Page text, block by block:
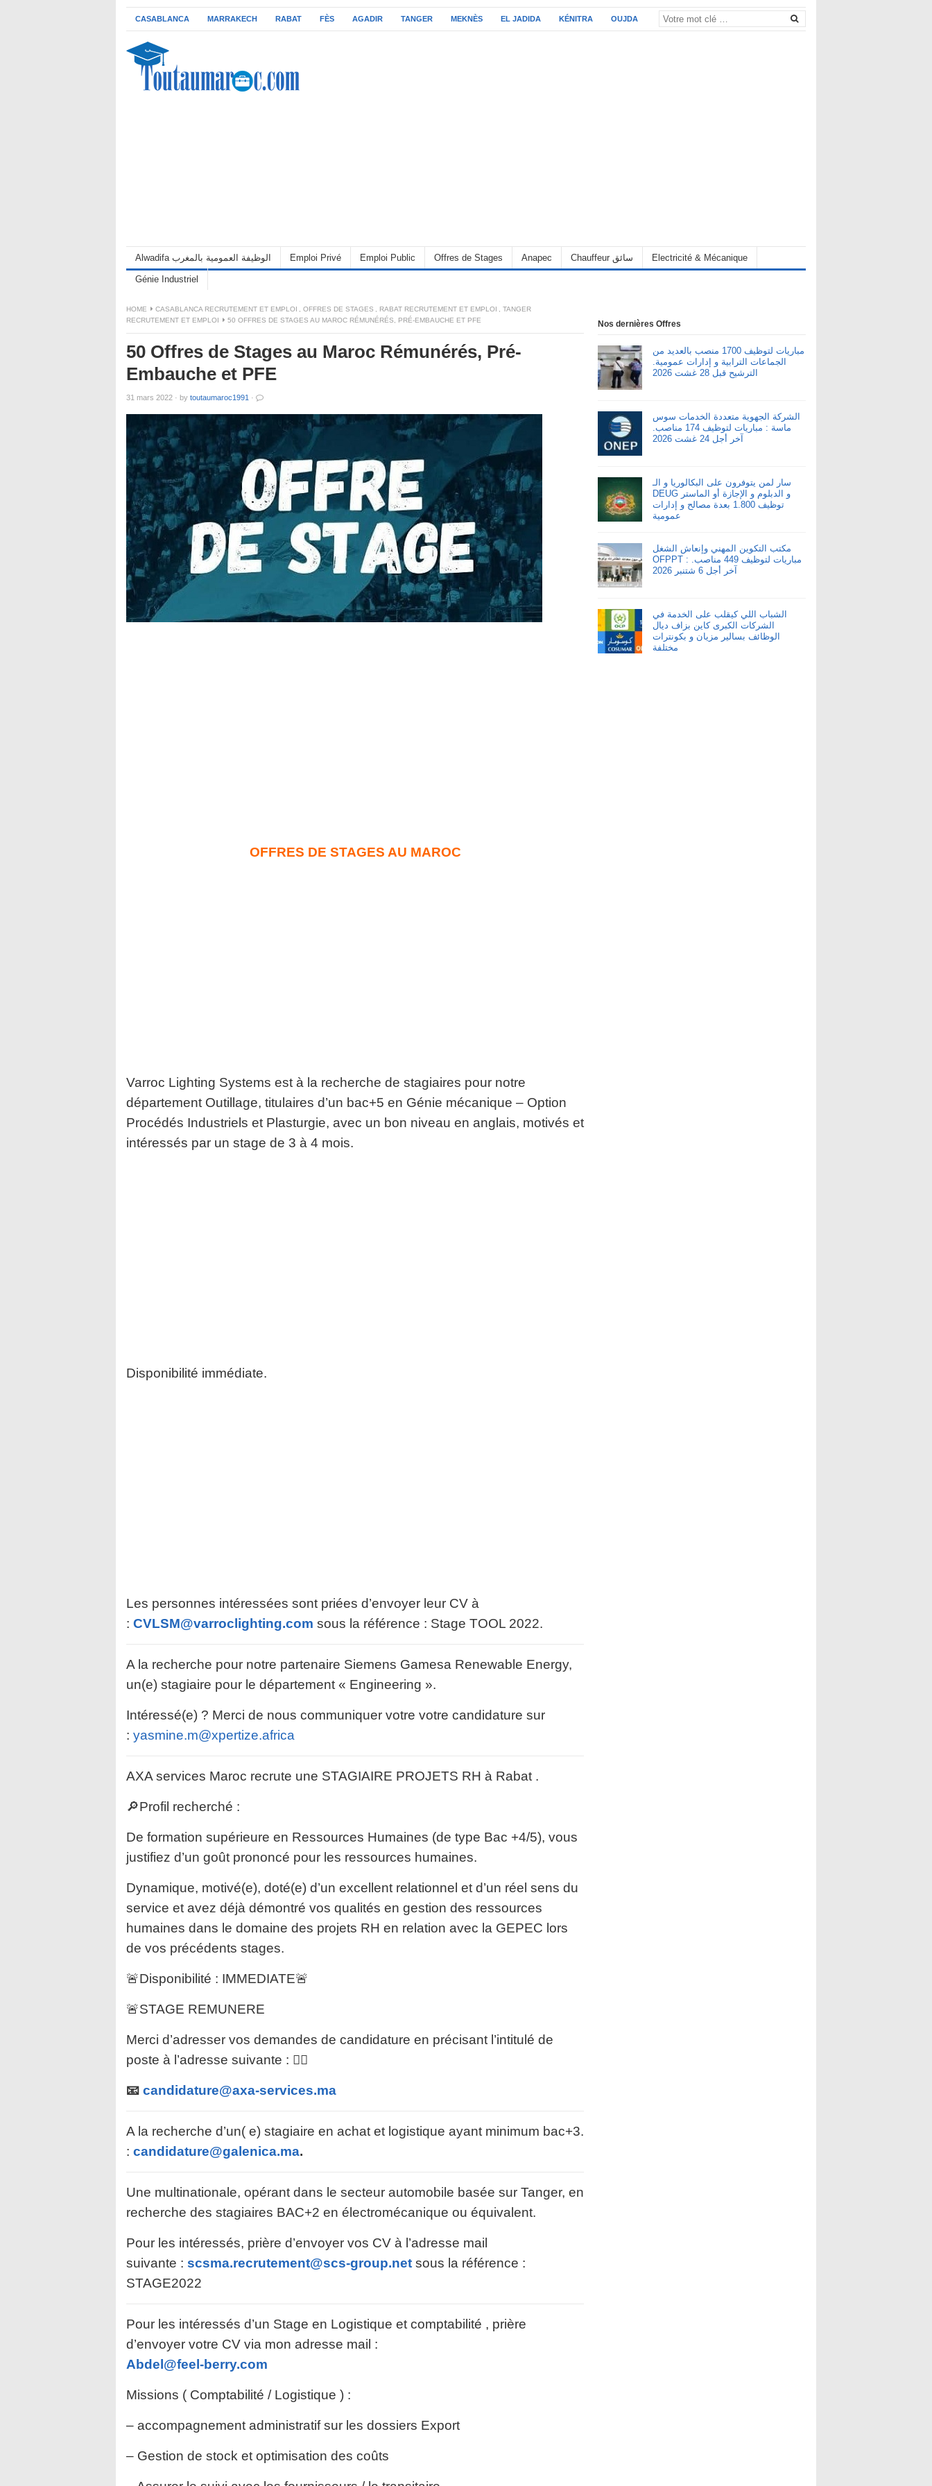
CASABLANCA MARRAKECH RABAT FÈS AGADIR TANGER MEKNÈS EL JADIDA KÉNITRA OUJDA
Alwadifa الوظيفة العمومية بالمغرب Emploi Privé Emploi Public Offres de Stages Anapec Chauffeur سائق Electricité & Mécanique
Génie Industriel
HOME CASABLANCA RECRUTEMENT ET EMPLOI OFFRES DE STAGES RABAT RECRUTEMENT ET EMPLOI
TANGER
RECRUTEMENT ET EMPLOI
50 OFFRES DE STAGES AU MAROC RÉMUNÉRÉS, PRÉ-EMBAUCHE ET PFE
50 Offres de Stages au Maroc Rémunérés, Pré-
Embauche et PFE
31 mars 2022 · by toutaumaroc1991 ·
OFFRES DE STAGES AU MAROC
Varroc Lighting Systems est à la recherche de stagiaires pour notre
département Outillage, titulaires d’un bac+5 en Génie mécanique – Option
Procédés Industriels et Plasturgie, avec un bon niveau en anglais, motivés et
intéressés par un stage de 3 à 4 mois.
Disponibilité immédiate.
Les personnes intéressées sont priées d’envoyer leur CV à
: CVLSM@varroclighting.com sous la référence : Stage TOOL 2022.
A la recherche pour notre partenaire Siemens Gamesa Renewable Energy,
un(e) stagiaire pour le département « Engineering ».
Intéressé(e) ? Merci de nous communiquer votre votre candidature sur
: yasmine.m@xpertize.africa
AXA services Maroc recrute une STAGIAIRE PROJETS RH à Rabat .
🔎Profil recherché :
De formation supérieure en Ressources Humaines (de type Bac +4/5), vous
justifiez d’un goût prononcé pour les ressources humaines.
Dynamique, motivé(e), doté(e) d’un excellent relationnel et d’un réel sens du
service et avez déjà démontré vos qualités en gestion des ressources
humaines dans le domaine des projets RH en relation avec la GEPEC lors
de vos précédents stages.
🚨Disponibilité : IMMEDIATE🚨
🚨STAGE REMUNERE
Merci d’adresser vos demandes de candidature en précisant l’intitulé de
poste à l’adresse suivante : 👇🏻
📧 candidature@axa-services.ma
A la recherche d’un( e) stagiaire en achat et logistique ayant minimum bac+3.
: candidature@galenica.ma.
Une multinationale, opérant dans le secteur automobile basée sur Tanger, en
recherche des stagiaires BAC+2 en électromécanique ou équivalent.
Pour les intéressés, prière d’envoyer vos CV à l’adresse mail
suivante : scsma.recrutement@scs-group.net sous la référence :
STAGE2022
Pour les intéressés d’un Stage en Logistique et comptabilité , prière
d’envoyer votre CV via mon adresse mail :
Abdel@feel-berry.com
Missions ( Comptabilité / Logistique ) :
– accompagnement administratif sur les dossiers Export
– Gestion de stock et optimisation des coûts
Nos dernières Offres
مباريات لتوظيف 1700 منصب بالعديد من
الجماعات الترابية و إدارات عمومية.
الترشيح قبل 28 غشت 2026
الشركة الجهوية متعددة الخدمات سوس
ماسة : مباريات لتوظيف 174 مناصب.
آخر أجل 24 غشت 2026
سار لمن يتوفرون على البكالوريا و الـ
DEUG و الدبلوم و الإجازة أو الماستر
توظيف 1.800 بعدة مصالح و إدارات
عمومية
مكتب التكوين المهني وإنعاش الشغل
OFPPT : مباريات لتوظيف 449 مناصب.
آخر أجل 6 شتنبر 2026
الشباب اللي كيقلب على الخدمة في
الشركات الكبرى كاين بزاف ديال
الوظائف بسالير مزيان و بكونترات
مختلفة